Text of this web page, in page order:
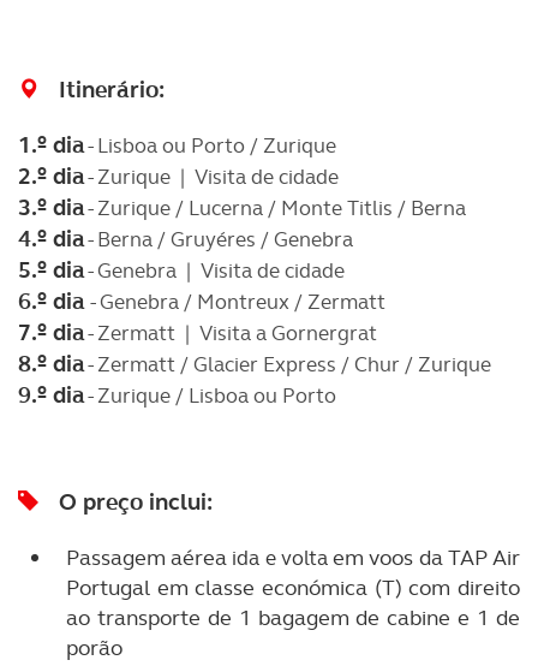
Itinerário:
1.º dia- Lisboa ou Porto / Zurique
2.º dia- Zurique | Visita de cidade
3.º dia- Zurique / Lucerna / Monte Titlis / Berna
4.º dia- Berna / Gruyéres / Genebra
5.º dia- Genebra | Visita de cidade
6.º dia- Genebra / Montreux / Zermatt
7.º dia- Zermatt | Visita a Gornergrat
8.º dia- Zermatt / Glacier Express / Chur / Zurique
9.º dia- Zurique / Lisboa ou Porto
O preço inclui:
Passagem aérea ida e voltaem voos da TAP Air
Portugal em classe económica (T) com direito
ao transporte de 1 bagagem de cabine e 1 de
porão